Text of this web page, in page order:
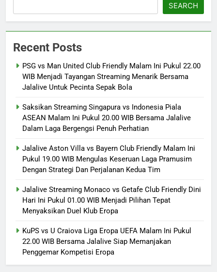
SEARCH
Recent Posts
PSG vs Man United Club Friendly Malam Ini Pukul 22.00
WIB Menjadi Tayangan Streaming Menarik Bersama
Jalalive Untuk Pecinta Sepak Bola
Saksikan Streaming Singapura vs Indonesia Piala
ASEAN Malam Ini Pukul 20.00 WIB Bersama Jalalive
Dalam Laga Bergengsi Penuh Perhatian
Jalalive Aston Villa vs Bayern Club Friendly Malam Ini
Pukul 19.00 WIB Mengulas Keseruan Laga Pramusim
Dengan Strategi Dan Perjalanan Kedua Tim
Jalalive Streaming Monaco vs Getafe Club Friendly Dini
Hari Ini Pukul 01.00 WIB Menjadi Pilihan Tepat
Menyaksikan Duel Klub Eropa
KuPS vs U Craiova Liga Eropa UEFA Malam Ini Pukul
22.00 WIB Bersama Jalalive Siap Memanjakan
Penggemar Kompetisi Eropa